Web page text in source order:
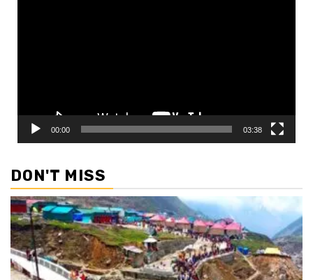
00:00 03:38
DON'T MISS